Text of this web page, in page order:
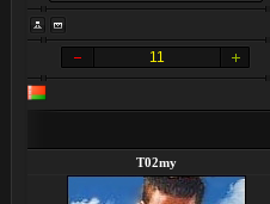
11
T02my